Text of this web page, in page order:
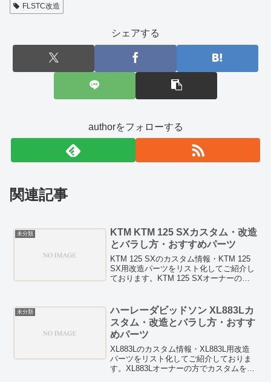
FLSTC改造
シェアする
authorをフォローする
関連記事
未分類
KTM KTM 125 SXカスタム・改造
とバラし方・おすすめパーツ
KTM 125 SXのカスタム情報・KTM 125
SX用改造パーツをリスト化してご紹介し
ております。KTM 125 SXオーナーの方
ツも紹介しています。また、燃費向上テ
クニックや燃費向上グッズの検証記事な
どもありますので、ぜひチェックしてみ
てください。
未分類
ハーレーダビッドソン XL883Lカ
スタム・改造とバラし方・おすす
めパーツ
XL883Lのカスタム情報・XL883L用改造
パーツをリスト化してご紹介しておりま
す。XL883Lオーナーの方でカスタムを検